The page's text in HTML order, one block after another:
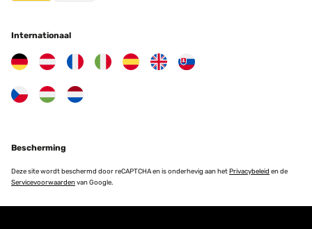
Internationaal
Bescherming
Deze site wordt beschermd door reCAPTCHA en is onderhevig aan hetPrivacybeleid en de
Servicevoorwaardenvan Google.